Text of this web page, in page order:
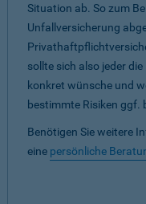
Situation ab. So zum
Unfallversicherung
sollte sich also jeder
konkret wünsche und
bestimmte Risiken ggf.
Benötigen Sie weitere
eine persönliche